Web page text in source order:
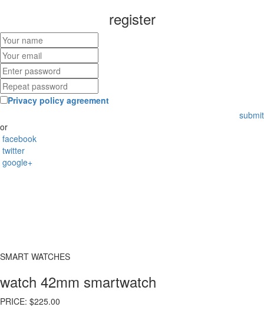
register
Privacy policy agreement
submit
or
facebook
twitter
google+
SMART WATCHES
watch 42mm smartwatch
PRICE: $225.00